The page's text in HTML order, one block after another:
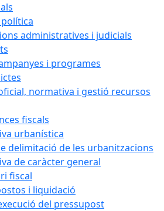
administratives i judicials
i programes
normativa i gestió recursos
fiscals
urbanística
delimitació de les urbanitzacions
de caràcter general
fiscal
i liquidació
del pressupost